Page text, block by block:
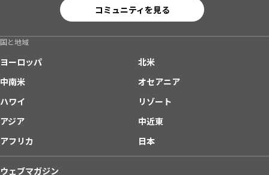
コミュニティを見る
国と地域
ヨーロッパ
北米
中南米
オセアニア
ハワイ
リゾート
アジア
中近東
アフリカ
日本
ウェブマガジン